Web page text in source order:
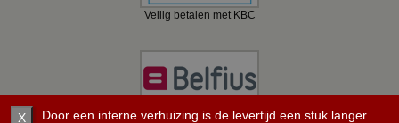
Veilig betalen met KBC
Veilig betalen met Belfius
X Door een interne verhuizing is de levertijd een stuk langer